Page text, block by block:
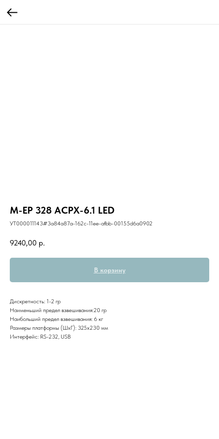
М-ЕР 328 ACPX-6.1 LED
УТ000011143#3a84a87a-162c-11ee-afbb-00155d6a0902
9240,00 р.
В корзину
Дискретность: 1-2 гр
Наименьший предел взвешивания:20 гр
Наибольший предел взвешивания: 6 кг
Размеры платформы (ШxГ): 325х230 мм
Интерфейс: RS-232, USB